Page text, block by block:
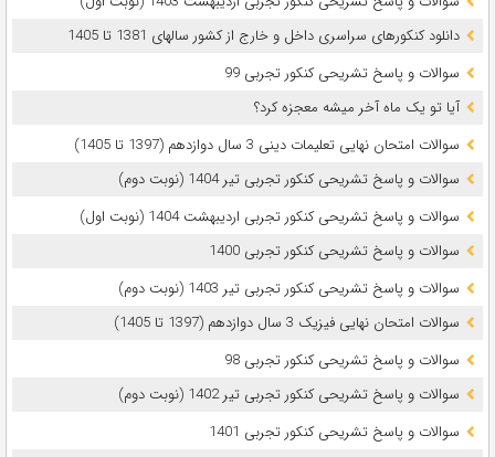
دانلود کنکورهای سراسری داخل و خارج از کشور سالهای 1381 تا 1405
سوالات و پاسخ تشریحی کنکور تجربی 99
آیا تو یک ماه آخر میشه معجزه کرد؟
سوالات امتحان نهایی تعلیمات دینی 3 سال دوازدهم (1397 تا 1405)
سوالات و پاسخ تشریحی کنکور تجربی تیر 1404 (نوبت دوم)
سوالات و پاسخ تشریحی کنکور تجربی اردیبهشت 1404 (نوبت اول)
سوالات و پاسخ تشریحی کنکور تجربی 1400
سوالات و پاسخ تشریحی کنکور تجربی تیر 1403 (نوبت دوم)
سوالات امتحان نهایی فیزیک 3 سال دوازدهم (1397 تا 1405)
سوالات و پاسخ تشریحی کنکور تجربی 98
سوالات و پاسخ تشریحی کنکور تجربی تیر 1402 (نوبت دوم)
سوالات و پاسخ تشریحی کنکور تجربی 1401